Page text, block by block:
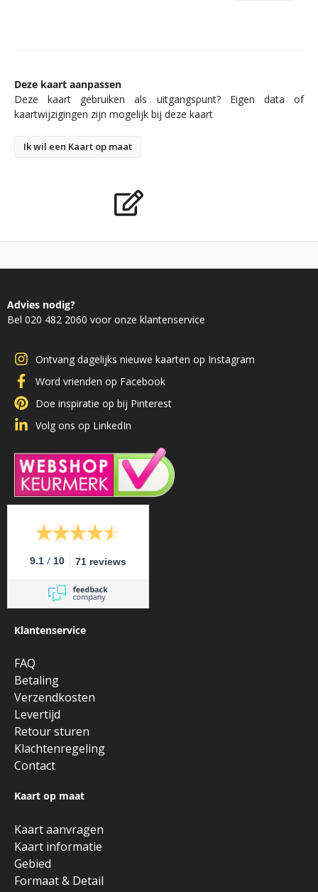
Deze kaart aanpassen
Deze kaart gebruiken als uitgangspunt? Eigen data of
kaartwijzigingen zijn mogelijk bij deze kaart
Ik wil een Kaart op maat
Advies nodig?
Bel 020 482 2060 voor onze klantenservice
Ontvang dagelijks nieuwe kaarten op Instagram
Word vrienden op Facebook
Doe inspiratie op bij Pinterest
Volg ons op LinkedIn
9.1 / 10 71 reviews
Klantenservice
FAQ
Betaling
Verzendkosten
Levertijd
Retour sturen
Klachtenregeling
Contact
Kaart op maat
Kaart aanvragen
Kaart informatie
Gebied
Formaat & Detail